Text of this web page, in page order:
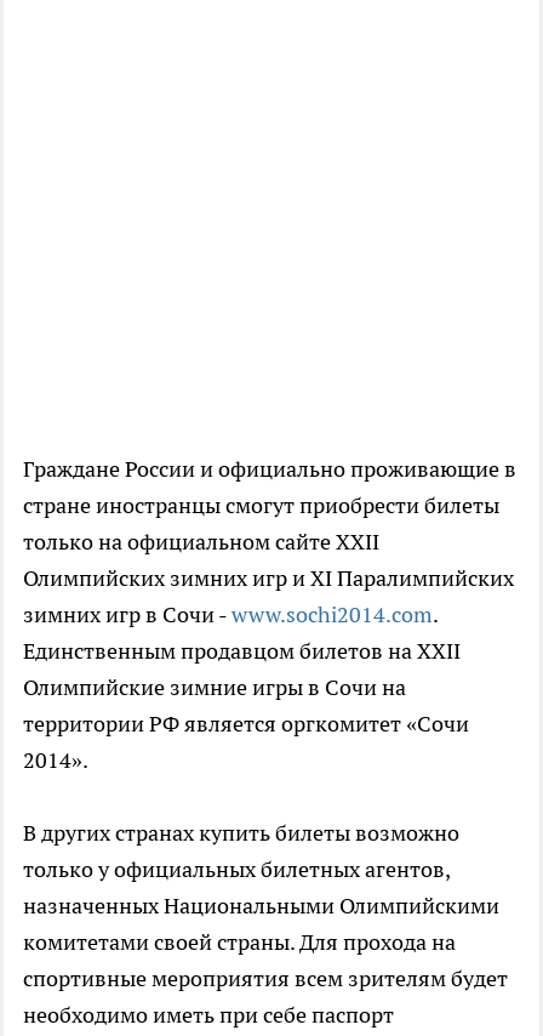
Граждане России и официально проживающие в
стране иностранцы смогут приобрести билеты
только на официальном сайте XXII
Олимпийских зимних игр и XI Паралимпийских
зимних игр в Сочи -www.sochi2014.com.
Единственным продавцом билетов на XXII
Олимпийские зимние игры в Сочи на
территории РФ является оргкомитет «Сочи
2014».
В других странах купить билеты возможно
только у официальных билетных агентов,
назначенных Национальными Олимпийскими
комитетами своей страны. Для прохода на
спортивные мероприятия всем зрителям будет
необходимо иметь при себе паспорт